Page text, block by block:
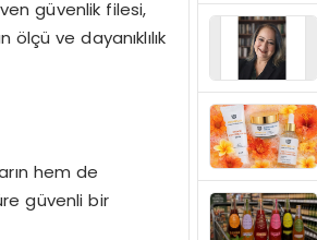
güvenlik filesi,
ve dayanıklılık
hem de
güvenli bir